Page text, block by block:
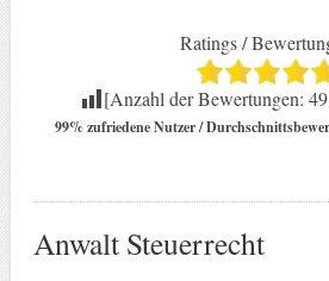
Ratings /
[Anzahl der Bewertungen: 49
99% zufriedene Nutzer /
Anwalt Steuerrecht